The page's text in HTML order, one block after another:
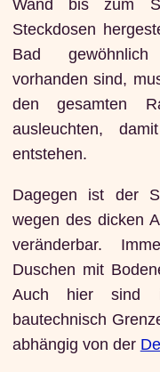
Wand bis zum
Steckdosen
Bad
vorhanden sind,
den gesamten
ausleuchten,
entstehen.
Dagegen ist der
wegen des dicken
veränderbar.
Duschen mit
Auch hier sind
bautechnisch
abhängig von der